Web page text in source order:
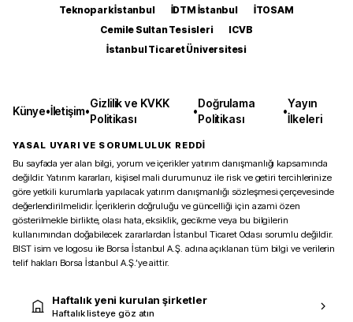
Teknopark İstanbul
İDTM İstanbul
İTOSAM
Cemile Sultan Tesisleri
ICVB
İstanbul Ticaret Üniversitesi
Künye•İletişim•
Gizlilik ve KVKK
Politikası
•
Doğrulama
Politikası
•
Yayın
İlkeleri
YASAL UYARI VE SORUMLULUK REDDİ
Bu sayfada yer alan bilgi, yorum ve içerikler yatırım danışmanlığı kapsamında
değildir. Yatırım kararları, kişisel mali durumunuz ile risk ve getiri tercihlerinize
göre yetkili kurumlarla yapılacak yatırım danışmanlığı sözleşmesi çerçevesinde
değerlendirilmelidir. İçeriklerin doğruluğu ve güncelliği için azami özen
gösterilmekle birlikte, olası hata, eksiklik, gecikme veya bu bilgilerin
kullanımından doğabilecek zararlardan İstanbul Ticaret Odası sorumlu değildir.
BIST isim ve logosu ile Borsa İstanbul A.Ş. adına açıklanan tüm bilgi ve verilerin
telif hakları Borsa İstanbul A.Ş.’ye aittir.
Haftalık yeni kurulan şirketler
Haftalık listeye göz atın